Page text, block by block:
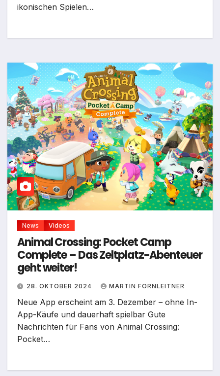
ikonischen Spielen…
News Videos
Animal Crossing: Pocket Camp
Complete – Das Zeltplatz-Abenteuer
geht weiter!
28. OKTOBER 2024 MARTIN FORNLEITNER
Neue App erscheint am 3. Dezember – ohne In-
App-Käufe und dauerhaft spielbar Gute
Nachrichten für Fans von Animal Crossing:
Pocket…